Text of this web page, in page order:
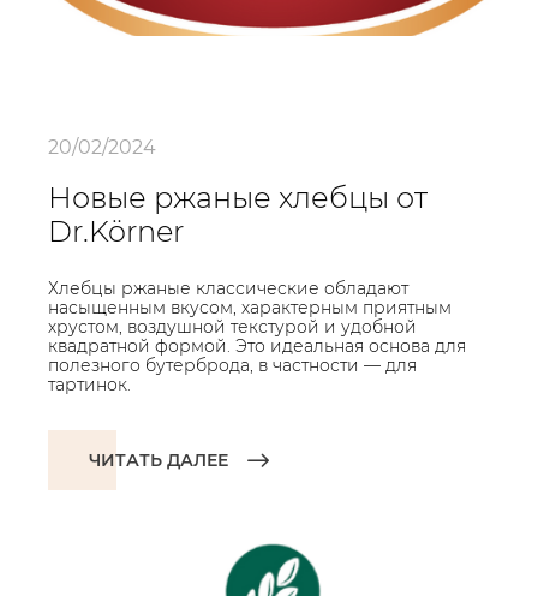
20/02/2024
Новые ржаные хлебцы от
Dr.Körner
Хлебцы ржаные классические обладают
насыщенным вкусом, характерным приятным
хрустом, воздушной текстурой и удобной
квадратной формой. Это идеальная основа для
полезного бутерброда, в частности — для
тартинок.
ЧИТАТЬ ДАЛЕЕ